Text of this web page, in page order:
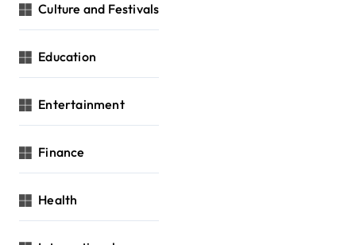
Culture and Festivals
Education
Entertainment
Finance
Health